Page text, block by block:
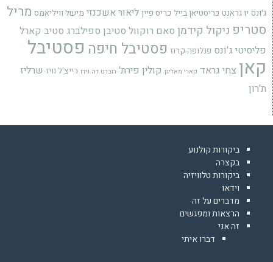
ג'ונס יו גראנט כריסטיאן בייל כריס פיין ליאור אשכנזי מישל וויליאמס מריל
סטריפ ניקול קידמן סאם רוקוול סטיבן ספילברג סטיב קארל
פליסיטי ג'ונס פנלופה קרוז פסטיבל חיפה פסטיבל
קאן צחי גראד קארי מאליגן קולין פירת' רוברט דה נירו רייצ'ל וויז שרליז
ת'רון
ביקורות קולנוע
בקצרה
ביקורות טלוויזיה
וידאו
מדברים על זה
הרצאות ומפגשים
זה אני
דברו איתי